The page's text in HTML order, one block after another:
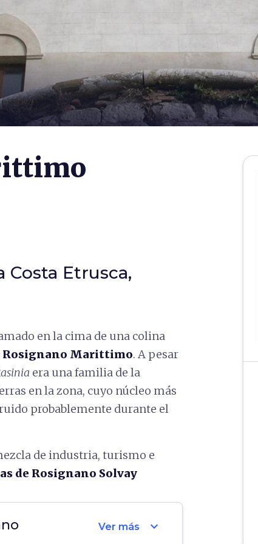
Costa Etrusca,
en la cima de una colina
Rosignano Marittimo. A pesar
era una familia de la
en la zona, cuyo núcleo más
probablemente durante el
de industria, turismo e
de Rosignano Solvay
Ver más expand_more